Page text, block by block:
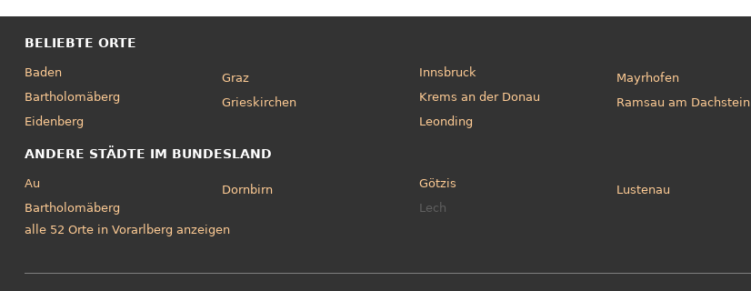
BELIEBTE ORTE
Baden
Bartholomäberg
Eidenberg
Graz
Grieskirchen
Innsbruck
Krems an der Donau
Leonding
Mayrhofen
Ramsau am Dachstein
ANDERE STÄDTE IM BUNDESLAND
Au
Bartholomäberg
Dornbirn
Götzis
Lech
Lustenau
alle 52 Orte in Vorarlberg anzeigen